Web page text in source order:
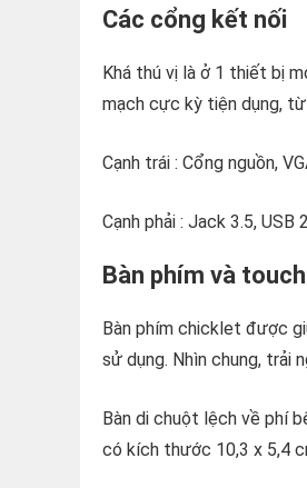
Các cổng kết nối
Khá thú vị là ở 1 thiết bị
mạch cực kỳ tiện dụng,
Cạnh trái : Cổng nguồn,
Cạnh phải : Jack 3.5, USB
Bàn phím và
Bàn phím chicklet được
sử dụng. Nhìn chung, trải
Bàn di chuột lệch về phí
có kích thước 10,3 x 5,4